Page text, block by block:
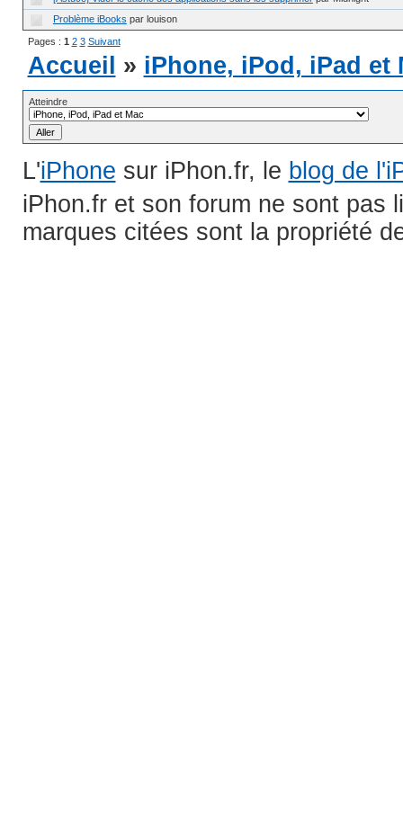
Problème iBooks par louison
Pages : 1 2 3 Suivant
Accueil » iPhone, iPod, iPad et
Atteindre
L'iPhone sur iPhon.fr, le blog de
iPhon.fr et son forum ne sont pas
marques citées sont la propriété